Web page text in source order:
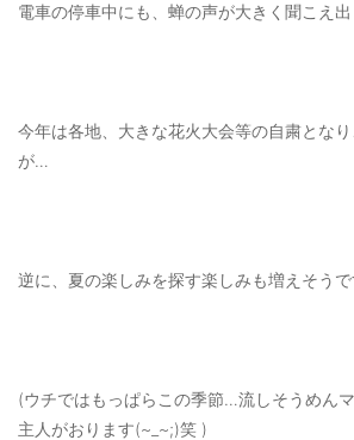
DENIM : デニム
LADIES : レディース
お買い物カゴ
電車の停車中にも、蝉の声が大きく聞こえ出
今年は各地、大きな花火大会等の自粛とな
が…
逆に、夏の楽しみを探す楽しみも増えそう
(ウチではもっぱらこの季節…流しそうめん
主人がおります(~_~;)笑 )